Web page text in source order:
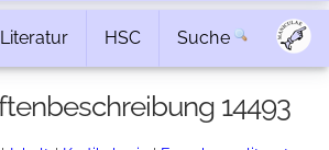
Literatur HSC Suche
14493